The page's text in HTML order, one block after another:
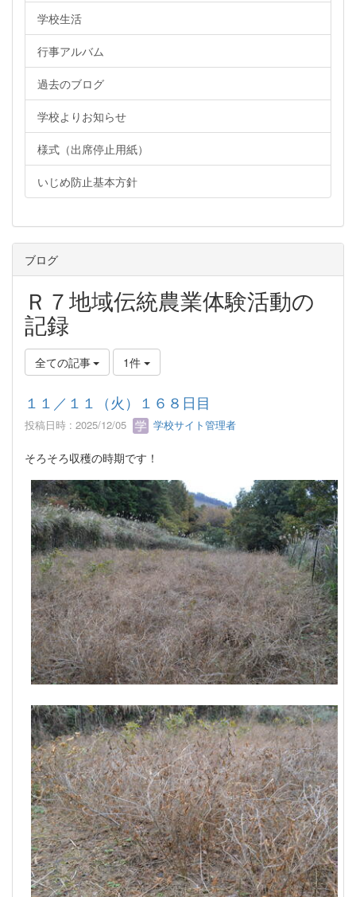
学校生活
行事アルバム
過去のブログ
学校よりお知らせ
様式（出席停止用紙）
いじめ防止基本方針
ブログ
Ｒ７地域伝統農業体験活動の
記録
全ての記事 1件
１１／１１（火）１６８日目
投稿日時 : 2025/12/05 学校サイト管理者
そろそろ収穫の時期です！